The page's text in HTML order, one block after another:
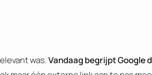
was.Vandaag begrijpt Google